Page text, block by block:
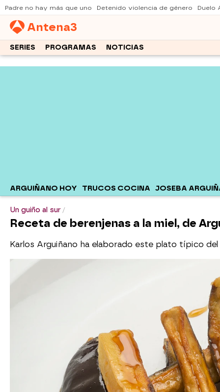
Padre no hay más que uno Detenido violencia de género Duelo
Antena3
SERIES PROGRAMAS NOTICIAS
ARGUIÑANO HOY TRUCOS COCINA JOSEBA
Un guiño al sur
Receta de berenjenas a la miel, de
Karlos Arguiñano ha elaborado este plato típico del